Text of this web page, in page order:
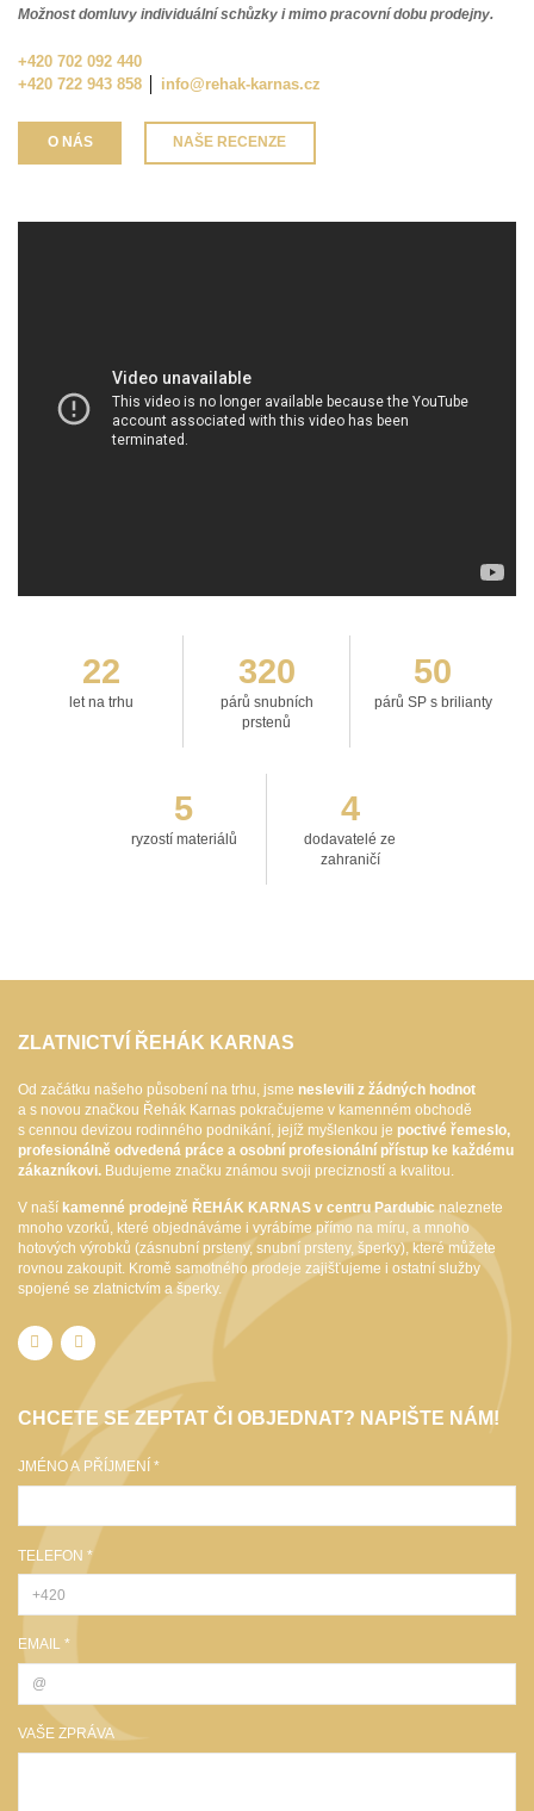
Možnost domluvy individuální schůzky i mimo pracovní dobu prodejny.
+420 702 092 440
+420 722 943 858
info@rehak-karnas.cz
O NÁS NAŠE RECENZE
22
let na trhu
320
párů snubních
prstenů
50
párů SP s brilianty
5
ryzostí materiálů
4
dodavatelé ze
zahraničí
ZLATNICTVÍ ŘEHÁK KARNAS
Od začátku našeho působení na trhu, jsme neslevili z žádných hodnot
a s novou značkou Řehák Karnas pokračujeme v kamenném obchodě
s cennou devizou rodinného podnikání, jejíž myšlenkou je poctivé řemeslo,
profesionálně odvedená práce a osobní profesionální přístup ke každému
zákazníkovi. Budujeme značku známou svoji precizností a kvalitou.
V naší kamenné prodejně ŘEHÁK KARNAS v centru Pardubicnaleznete
mnoho vzorků, které objednáváme i vyrábíme přímo na míru, a mnoho
hotových výrobků (zásnubní prsteny, snubní prsteny, šperky), které můžete
rovnou zakoupit. Kromě samotného prodeje zajišťujeme i ostatní služby
spojené se zlatnictvím a šperky.
CHCETE SE ZEPTAT ČI OBJEDNAT? NAPIŠTE NÁM!
JMÉNO A PŘÍJMENÍ *
TELEFON *
EMAIL *
VAŠE ZPRÁVA